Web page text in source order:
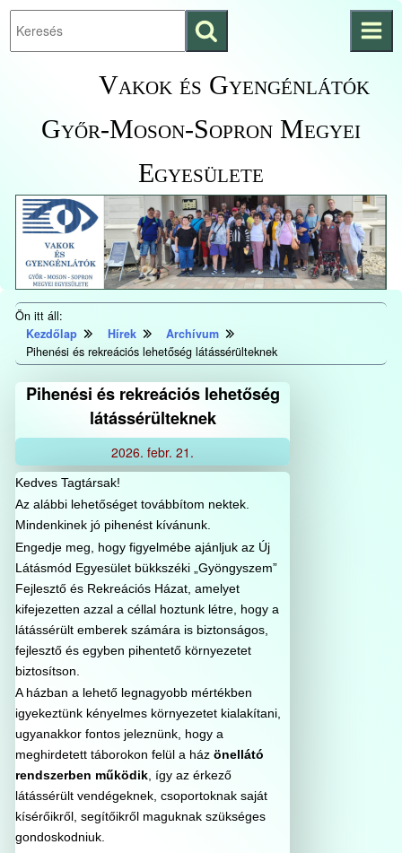
Ugrás a fő
KezdőlapraVakok és Gyengénlátók
Győr-Moson-Sopron Megyei
Egyesülete
Keresés
indítása
Ön itt áll:
Kezdőlap
Hírek
Archívum
Pihenési és rekreációs lehetőség látássérülteknek
Pihenési és rekreációs lehetőség
látássérülteknek
2026. febr. 21.
Kedves Tagtársak!
Az alábbi lehetőséget továbbítom nektek.
Mindenkinek jó pihenést kívánunk.
Engedje meg, hogy figyelmébe ajánljuk az Új
Látásmód Egyesület bükkszéki „Gyöngyszem”
Fejlesztő és Rekreációs Házat, amelyet
kifejezetten azzal a céllal hoztunk létre, hogy a
látássérült emberek számára is biztonságos,
fejlesztő és egyben pihentető környezetet
biztosítson.
A házban a lehető legnagyobb mértékben
igyekeztünk kényelmes környezetet kialakítani,
ugyanakkor fontos jeleznünk, hogy a
meghirdetett táborokon felül a ház önellátó
rendszerben működik, így az érkező
látássérült vendégeknek, csoportoknak saját
kísérőikről, segítőikről maguknak szükséges
gondoskodniuk.